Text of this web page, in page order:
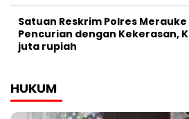
Satuan Reskrim Polres
Pencurian dengan Kekerasan,
juta rupiah
HUKUM